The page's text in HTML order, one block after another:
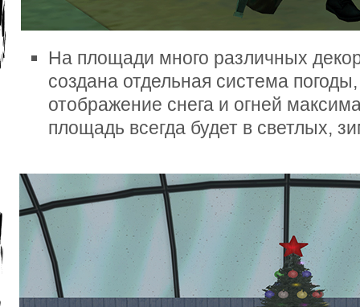
На площади много различных
создана отдельная система
отображение снега и огней
площадь всегда будет в светлых,